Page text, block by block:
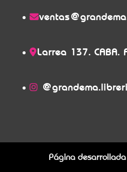
Larrea 137. CABA.
Página